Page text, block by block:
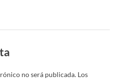
no será publicada. Los